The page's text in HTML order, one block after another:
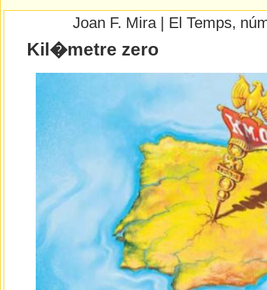
Joan F. Mira | El Temps,
Kil�metre zero